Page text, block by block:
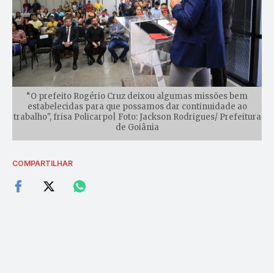
“O prefeito Rogério Cruz deixou algumas missões bem
estabelecidas para que possamos dar continuidade ao
trabalho", frisa Policarpo| Foto: Jackson Rodrigues/ Prefeitura
de Goiânia
COMPARTILHAR